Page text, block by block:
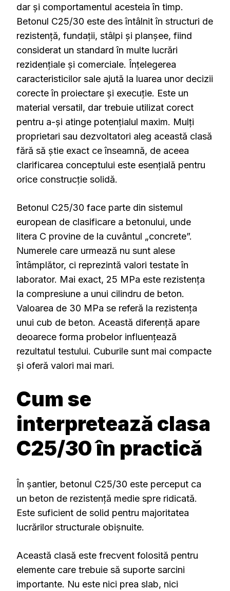
dar și comportamentul acesteia în timp.
Betonul C25/30 este des întâlnit în structuri de
rezistență, fundații, stâlpi și planșee, fiind
considerat un standard în multe lucrări
rezidențiale și comerciale. Înțelegerea
caracteristicilor sale ajută la luarea unor decizii
corecte în proiectare și execuție. Este un
material versatil, dar trebuie utilizat corect
pentru a-și atinge potențialul maxim. Mulți
proprietari sau dezvoltatori aleg această clasă
fără să știe exact ce înseamnă, de aceea
clarificarea conceptului este esențială pentru
orice construcție solidă.
Betonul C25/30 face parte din sistemul
european de clasificare a betonului, unde
litera C provine de la cuvântul „concrete”.
Numerele care urmează nu sunt alese
întâmplător, ci reprezintă valori testate în
laborator. Mai exact, 25 MPa este rezistența
la compresiune a unui cilindru de beton.
Valoarea de 30 MPa se referă la rezistența
unui cub de beton. Această diferență apare
deoarece forma probelor influențează
rezultatul testului. Cuburile sunt mai compacte
și oferă valori mai mari.
Cum se
interpretează clasa
C25/30 în practică
În șantier, betonul C25/30 este perceput ca
un beton de rezistență medie spre ridicată.
Este suficient de solid pentru majoritatea
lucrărilor structurale obișnuite.
Această clasă este frecvent folosită pentru
elemente care trebuie să suporte sarcini
importante. Nu este nici prea slab, nici